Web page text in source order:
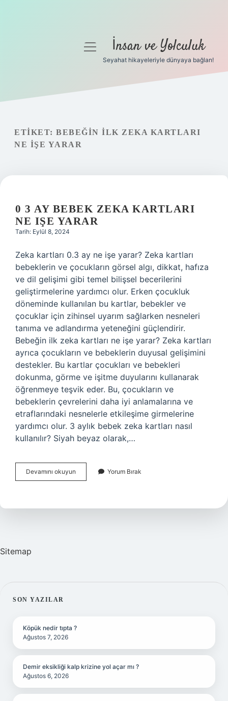
Gizlilik Politikası
Hakkımızda
menüyü İnsan ve Yolculuk
Seyahat hikayeleriyle dünyaya bağlan!
ETIKET: BEBEĞIN ILK ZEKA KARTLARI
NE IŞE YARAR
0 3 AY BEBEK ZEKA KARTLARI
NE IŞE YARAR
Tarih: Eylül 8, 2024
Zeka kartları 0.3 ay ne işe yarar? Zeka kartları
bebeklerin ve çocukların görsel algı, dikkat, hafıza
ve dil gelişimi gibi temel bilişsel becerilerini
geliştirmelerine yardımcı olur. Erken çocukluk
döneminde kullanılan bu kartlar, bebekler ve
çocuklar için zihinsel uyarım sağlarken nesneleri
tanıma ve adlandırma yeteneğini güçlendirir.
Bebeğin ilk zeka kartları ne işe yarar? Zeka kartları
ayrıca çocukların ve bebeklerin duyusal gelişimini
destekler. Bu kartlar çocukları ve bebekleri
dokunma, görme ve işitme duyularını kullanarak
öğrenmeye teşvik eder. Bu, çocukların ve
bebeklerin çevrelerini daha iyi anlamalarına ve
etraflarındaki nesnelerle etkileşime girmelerine
yardımcı olur. 3 aylık bebek zeka kartları nasıl
kullanılır? Siyah beyaz olarak,…
Devamını okuyun
3
Zeka
Yorum Bırak
Sitemap
SIDEBAR
SON YAZILAR
Köpük nedir tıpta ?
Ağustos 7, 2026
Demir eksikliği kalp krizine yol açar mı ?
Ağustos 6, 2026